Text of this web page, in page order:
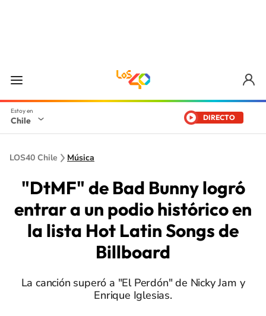
Chile DIRECTO
LOS40 Chile Música
"DtMF" de Bad Bunny logró
entrar a un podio histórico en
la lista Hot Latin Songs de
Billboard
La canción superó a "El Perdón" de Nicky Jam y
Enrique Iglesias.